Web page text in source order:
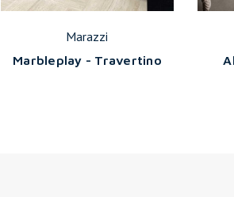
Marazzi
Marbleplay - Travertino